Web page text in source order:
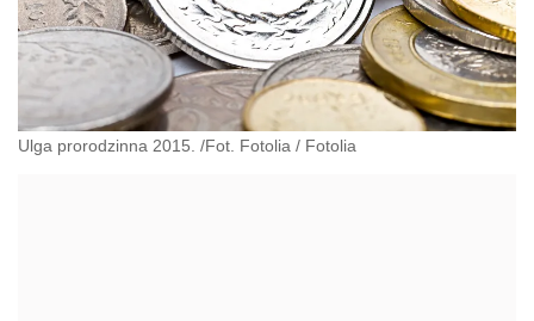
Ulga prorodzinna 2015. /Fot. Fotolia / Fotolia